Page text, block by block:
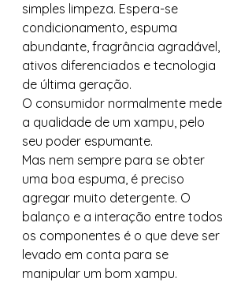
simples limpeza. Espera-se
condicionamento, espuma
abundante, fragrância agradável,
ativos diferenciados e tecnologia
de última geração.
O consumidor normalmente mede
a qualidade de um xampu, pelo
seu poder espumante.
Mas nem sempre para se obter
uma boa espuma, é preciso
agregar muito detergente. O
balanço e a interação entre todos
os componentes é o que deve ser
levado em conta para se
manipular um bom xampu.